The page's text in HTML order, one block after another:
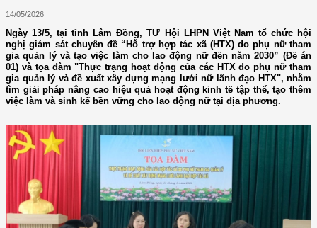
14/05/2026
Ngày 13/5, tại tỉnh Lâm Đồng, TƯ Hội LHPN Việt Nam tổ chức hội
nghị giám sát chuyên đề “Hỗ trợ hợp tác xã (HTX) do phụ nữ tham
gia quản lý và tạo việc làm cho lao động nữ đến năm 2030” (Đề án
01) và tọa đàm "Thực trạng hoạt động của các HTX do phụ nữ tham
gia quản lý và đề xuất xây dựng mạng lưới nữ lãnh đạo HTX", nhằm
tìm giải pháp nâng cao hiệu quả hoạt động kinh tế tập thể, tạo thêm
việc làm và sinh kế bền vững cho lao động nữ tại địa phương.